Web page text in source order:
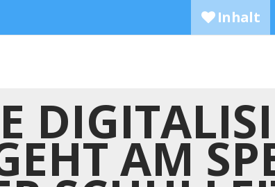
Inhalt
AM